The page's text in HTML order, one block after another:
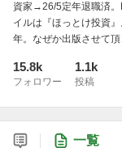
資家→26/5定年退職済。
イルは『ほっとけ投資
年。なぜか出版させて頂
15.8k
フォロワー
1.1k
投稿
一覧